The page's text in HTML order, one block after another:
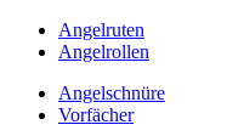
Angelruten
Angelrollen
Angelschnüre
Vorfächer